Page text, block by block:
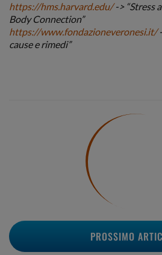
https://hms.harvard.edu/-> “Stress
Body Connection”
https://www.fondazioneveronesi.it/
cause e rimedi”
PROSSIMO